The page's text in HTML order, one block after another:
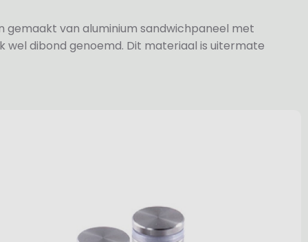
gemaakt van aluminium sandwichpaneel met
wel dibond genoemd. Dit materiaal is uitermate